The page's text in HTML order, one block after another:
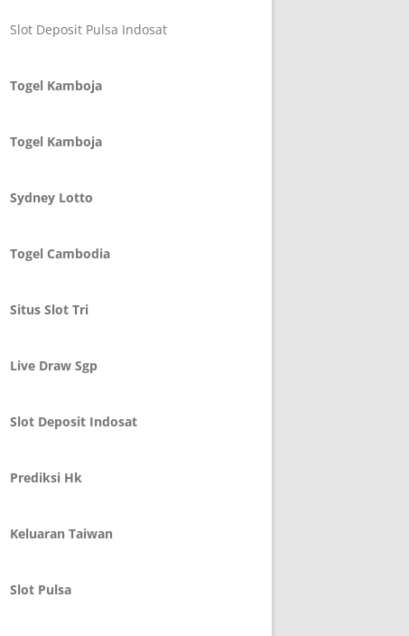
Slot Deposit Pulsa Indosat
Togel Kamboja
Togel Kamboja
Sydney Lotto
Togel Cambodia
Situs Slot Tri
Live Draw Sgp
Slot Deposit Indosat
Prediksi Hk
Keluaran Taiwan
Slot Pulsa